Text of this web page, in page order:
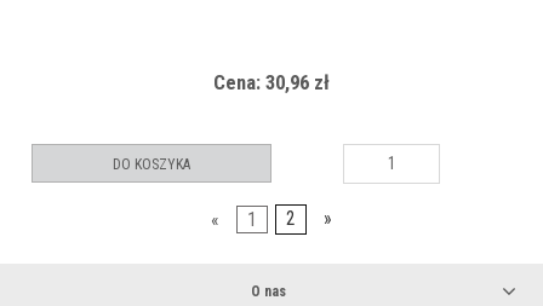
Cena: 30,96 zł
DO KOSZYKA
« 1 2 »
O nas